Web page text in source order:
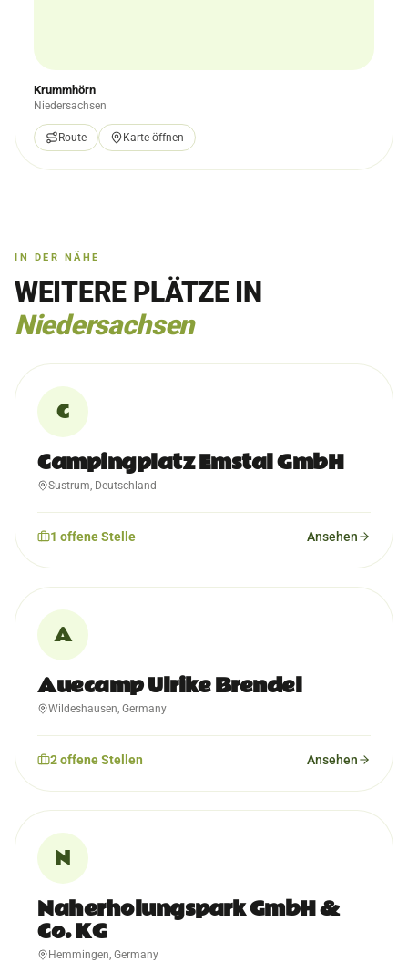
Krummhörn
Niedersachsen
Route Karte öffnen
IN DER NÄHE
WEITERE PLÄTZE IN
Niedersachsen
C
Campingplatz Emstal GmbH
Sustrum, Deutschland
1 offeneStelle Ansehen
A
Auecamp Ulrike Brendel
Wildeshausen, Germany
2offeneStellen Ansehen
N
Naherholungspark GmbH &
Co. KG
Hemmingen, Germany